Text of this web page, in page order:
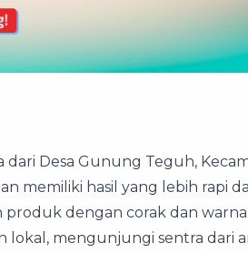
Desa Gunung Teguh,
memiliki hasil yang lebih rapi
dengan corak dan
lokal, mengunjungi sentra dari